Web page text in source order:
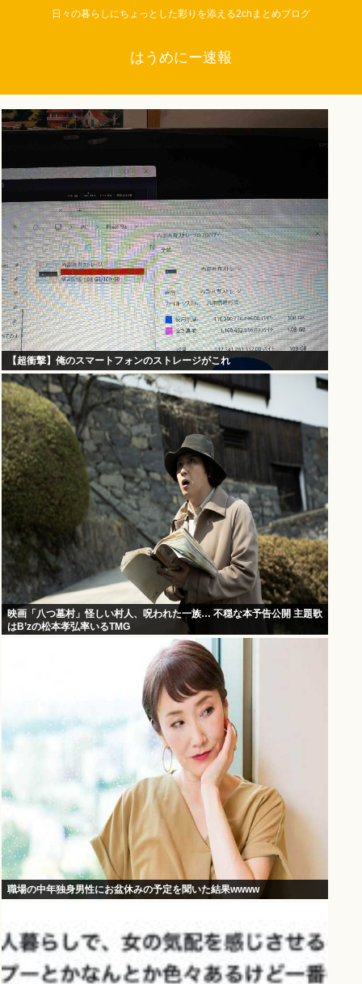
日々の暮らしにちょっとした彩りを添える2chまとめブログ
はうめにー速報
【超衝撃】俺のスマートフォンのストレージがこれ
映画「八つ墓村」怪しい村人、呪われた一族… 不穏な本予告公開 主題歌
はB’zの松本孝弘率いるTMG
職場の中年独身男性にお盆休みの予定を聞いた結果wwww